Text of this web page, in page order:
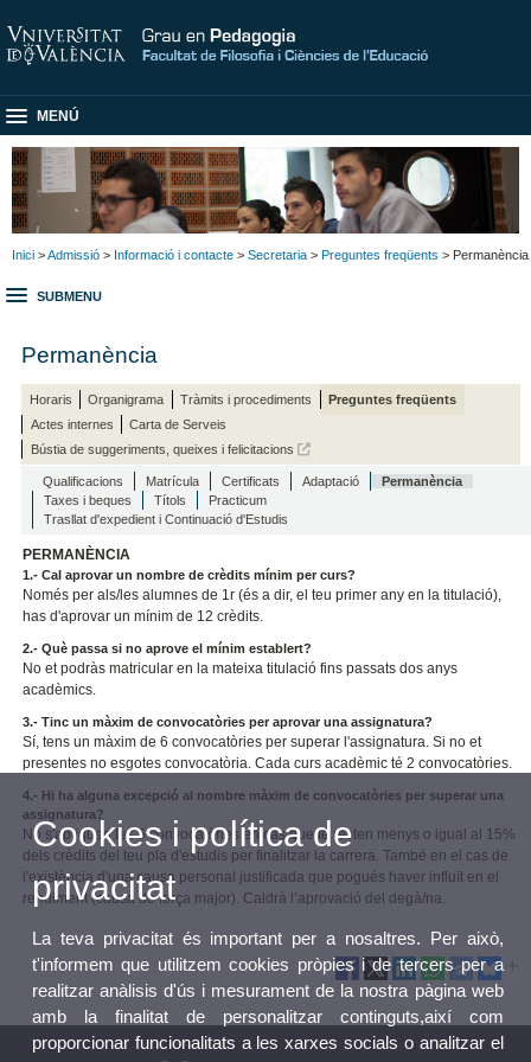
MENÚ
Inici >Admissió > Informació i contacte > Secretaria > Preguntes freqüents > Permanència
SUBMENU
Permanència
Horaris Organigrama Tràmits i procediments
Preguntes freqüents
Actes internes
Carta de Serveis
Bústia de suggeriments, queixes i felicitacions
Qualificacions Matrícula Certificats Adaptació
Permanència
Taxes i beques
Títols
Practicum
Trasllat d'expedient i Continuació d'Estudis
PERMANÈNCIA
1.- Cal aprovar un nombre de crèdits mínim per curs?
Només per als/les alumnes de 1r (és a dir, el teu primer any en la titulació),
has d'aprovar un mínim de 12 crèdits.
2.- Què passa si no aprove el mínim establert?
No et podràs matricular en la mateixa titulació fins passats dos anys
acadèmics.
3.- Tinc un màxim de convocatòries per aprovar una assignatura?
Sí, tens un màxim de 6 convocatòries per superar l'assignatura. Si no et
presentes no esgotes convocatòria. Cada curs acadèmic té 2 convocatòries.
4.- Hi ha alguna excepció al nombre màxim de convocatòries per superar una
assignatura?
No s'apliquen les 6 convocatòries en cas que te resten menys o igual al 15%
dels crèdits del teu pla d'estudis per finalitzar la carrera. També en el cas de
l'existència d'una causa personal justificada que pogués haver influït en el
rendiment (causa de força major). Caldrà l’aprovació del degà/na.
Cookies i política de
privacitat
La teva privacitat és important per a nosaltres. Per això,
t'informem que utilitzem cookies pròpies i de tercers per a
realitzar anàlisis d'ús i mesurament de la nostra pàgina web
amb la finalitat de personalitzar continguts,així com
proporcionar funcionalitats a les xarxes socials o analitzar el